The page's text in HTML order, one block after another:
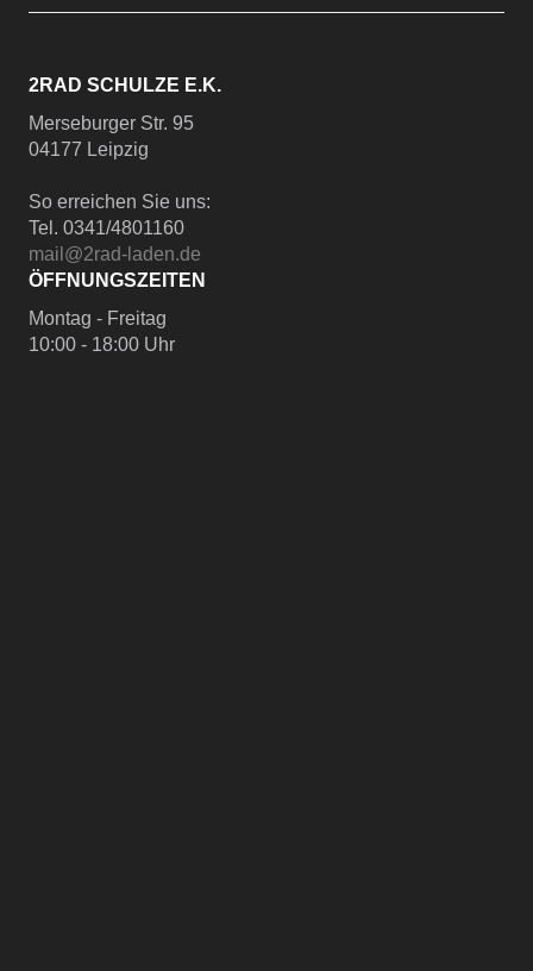
2RAD SCHULZE E.K.
Merseburger Str. 95
04177 Leipzig
So erreichen Sie uns:
Tel. 0341/4801160
mail@2rad-laden.de
ÖFFNUNGSZEITEN
Montag - Freitag
10:00 - 18:00 Uhr